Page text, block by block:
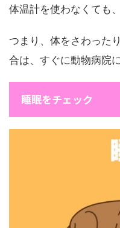
体温計を使わなくても
つまり、体をさわった
合は、すぐに動物病院
睡眠をチェック